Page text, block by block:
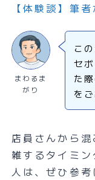
【体験談】筆
まわるま
がり
こ
セ
た
を
店員さんから
雑するタイミ
人は、ぜひ参考